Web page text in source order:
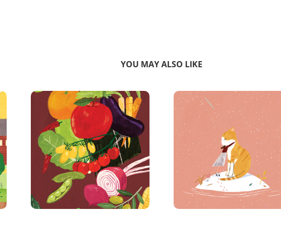
YOU MAY ALSO LIKE
부엌에서 지중해를 보았다 고양이를 응원해